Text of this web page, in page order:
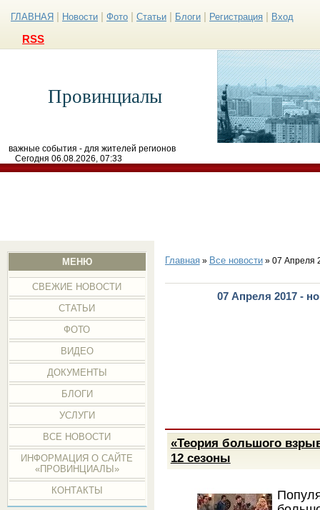
ГЛАВНАЯ Новости Фото Статьи Блоги Регистрация Вход
RSS
Провинциалы
важные события - для жителей регионов
Сегодня 06.08.2026, 07:33
МЕНЮ
СВЕЖИЕ НОВОСТИ
СТАТЬИ
ФОТО
ВИДЕО
ДОКУМЕНТЫ
БЛОГИ
УСЛУГИ
ВСЕ НОВОСТИ
ИНФОРМАЦИЯ О САЙТЕ
«ПРОВИНЦИАЛЫ»
КОНТАКТЫ
Главная» Все новости» 07 Апреля
07 Апреля 2017 -
«Теория большого
12 сезоны